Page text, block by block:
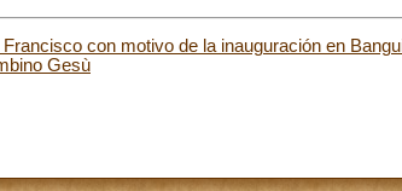
con motivo de la inauguración en
Gesù